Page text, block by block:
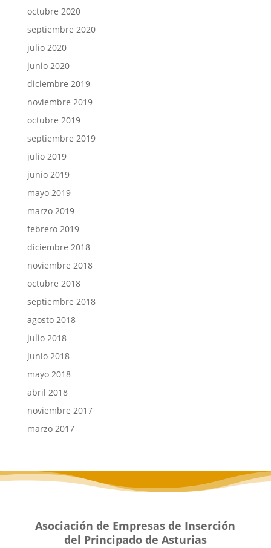
octubre 2020
septiembre 2020
julio 2020
junio 2020
diciembre 2019
noviembre 2019
octubre 2019
septiembre 2019
julio 2019
junio 2019
mayo 2019
marzo 2019
febrero 2019
diciembre 2018
noviembre 2018
octubre 2018
septiembre 2018
agosto 2018
julio 2018
junio 2018
mayo 2018
abril 2018
noviembre 2017
marzo 2017
Asociación de Empresas de Inserción
del Principado de Asturias